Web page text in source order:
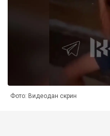
Фото: Видеодан скрин